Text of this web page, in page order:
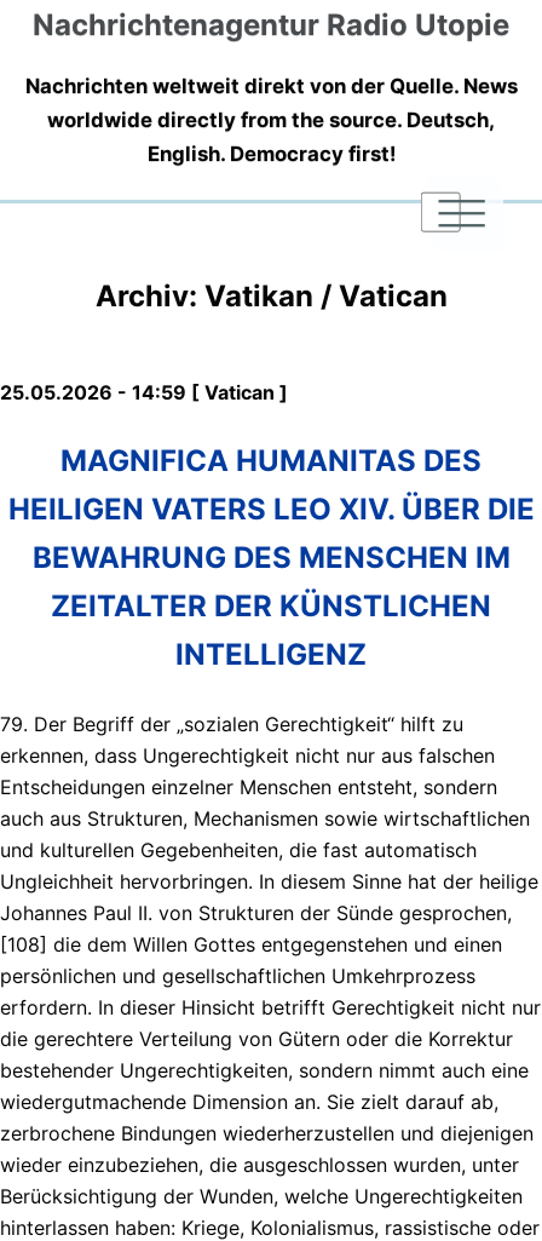
Nachrichtenagentur Radio Utopie
Nachrichten weltweit direkt von der Quelle. News
worldwide directly from the source. Deutsch,
English. Democracy first!
|
|
|
Archiv: Vatikan / Vatican
25.05.2026 - 14:59 [ Vatican ]
MAGNIFICA HUMANITAS DES
HEILIGEN VATERS LEO XIV. ÜBER DIE
BEWAHRUNG DES MENSCHEN IM
ZEITALTER DER KÜNSTLICHEN
INTELLIGENZ
79. Der Begriff der „sozialen Gerechtigkeit“ hilft zu
erkennen, dass Ungerechtigkeit nicht nur aus falschen
Entscheidungen einzelner Menschen entsteht, sondern
auch aus Strukturen, Mechanismen sowie wirtschaftlichen
und kulturellen Gegebenheiten, die fast automatisch
Ungleichheit hervorbringen. In diesem Sinne hat der heilige
Johannes Paul II. von Strukturen der Sünde gesprochen,
[108] die dem Willen Gottes entgegenstehen und einen
persönlichen und gesellschaftlichen Umkehrprozess
erfordern. In dieser Hinsicht betrifft Gerechtigkeit nicht nur
die gerechtere Verteilung von Gütern oder die Korrektur
bestehender Ungerechtigkeiten, sondern nimmt auch eine
wiedergutmachende Dimension an. Sie zielt darauf ab,
zerbrochene Bindungen wiederherzustellen und diejenigen
wieder einzubeziehen, die ausgeschlossen wurden, unter
Berücksichtigung der Wunden, welche Ungerechtigkeiten
hinterlassen haben: Kriege, Kolonialismus, rassistische oder